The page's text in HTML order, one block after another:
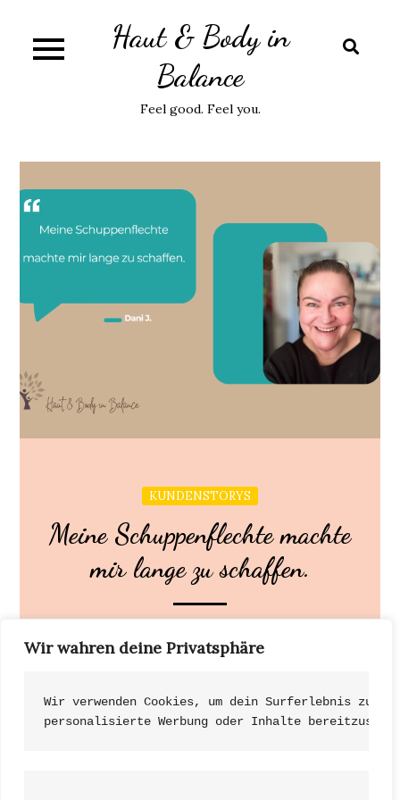
Wir wahren deine Privatsphäre
Wir verwenden Cookies, um dein Surferlebnis zu
personalisierte Werbung oder Inhalte
content
Haut & Body in
Balance
Feel good. Feel you.
KUNDENSTORYS
Meine Schuppenflechte machte
mir lange zu schaffen.
Meine Hautschüppchen sind weg und ich habe